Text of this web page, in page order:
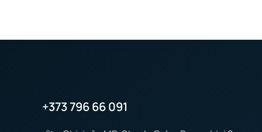
+373 796 66 091